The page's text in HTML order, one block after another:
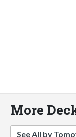
More
See All by